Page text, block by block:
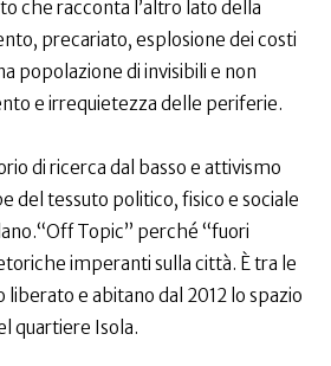
che racconta l’altro lato della
precariato, esplosione dei costi
popolazione di invisibili e non
e irrequietezza delle periferie.
di ricerca dal basso e attivismo
del tessuto politico, fisico e sociale
Topic” perché “fuori
imperanti sulla città. È tra le
e abitano dal 2012 lo spazio
quartiere Isola.